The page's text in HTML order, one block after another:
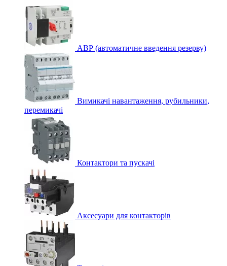
АВР (автоматичне введення резерву)
Вимикачі навантаження, рубильники,
перемикачі
Контактори та пускачі
Аксесуари для контакторів